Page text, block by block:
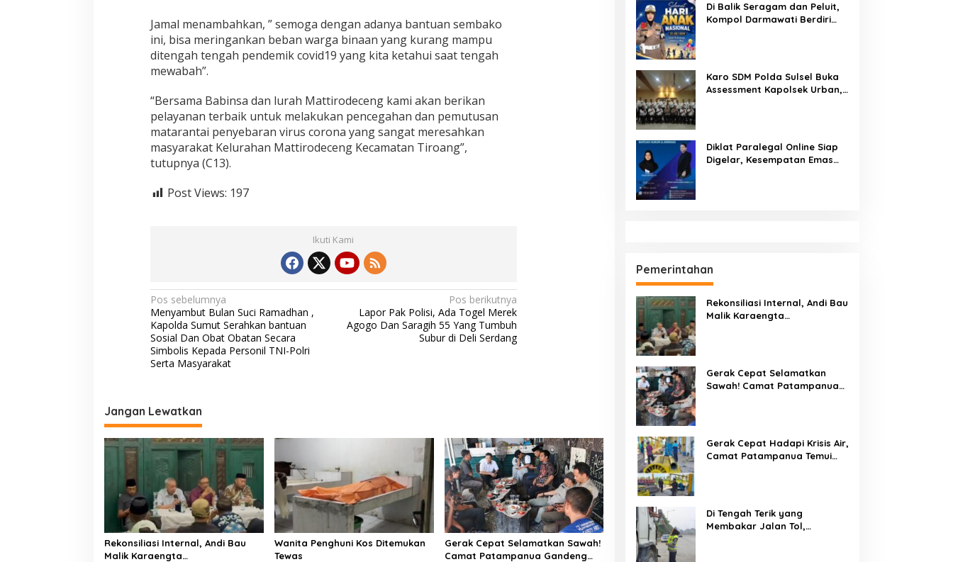
g
,
S
a
l
r
k
a
n
B
a
n
u
a
k
o
K
e
p
a
a
r
g
a
i
n
a
a
n
Y
Jamal menambahkan, ” semoga dengan adanya bantuan sembako
ini, bisa meringankan beban warga binaan yang kurang mampu
ditengah tengah pendemik covid19 yang kita ketahui saat tengah
mewabah”.
“Bersama Babinsa dan lurah Mattirodeceng kami akan berikan
pelayanan terbaik untuk melakukan pencegahan dan pemutusan
matarantai penyebaran virus corona yang sangat meresahkan
masyarakat Kelurahan Mattirodeceng Kecamatan Tiroang”,
tutupnya (C13).
Post Views: 197
Ikuti Kami
N
a
v
i
a
s
i
p
o
s
Pos sebelumnya
Menyambut Bulan Suci Ramadhan ,
Kapolda Sumut Serahkan bantuan
Sosial Dan Obat Obatan Secara
Simbolis Kepada Personil TNI-Polri
Serta Masyarakat
Pos berikutnya
Lapor Pak Polisi, Ada Togel Merek
Agogo Dan Saragih 55 Yang Tumbuh
Subur di Deli Serdang
Jangan Lewatkan
Rekonsiliasi Internal, Andi Bau
Malik Karaengta
Wanita Penghuni Kos Ditemukan
Tewas
Gerak Cepat Selamatkan Sawah!
Camat Patampanua Gandeng
Di Balik Seragam dan Peluit,
Kompol Darmawati Berdiri
Karo SDM Polda Sulsel Buka
Assessment Kapolsek Urban,
Diklat Paralegal Online Siap
Digelar, Kesempatan Emas
Pemerintahan
Rekonsiliasi Internal, Andi Bau
Malik Karaengta
Gerak Cepat Selamatkan
Sawah! Camat Patampanua
Gerak Cepat Hadapi Krisis Air,
Camat Patampanua Temui
Di Tengah Terik yang
Membakar Jalan Tol,